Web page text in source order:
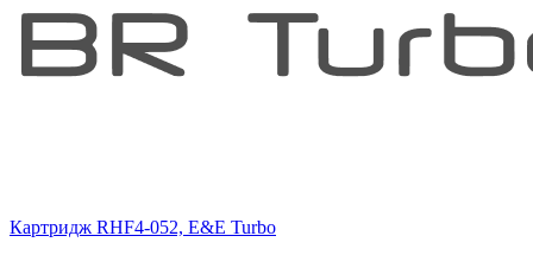
Картридж RHF4-052, E&E Turbo